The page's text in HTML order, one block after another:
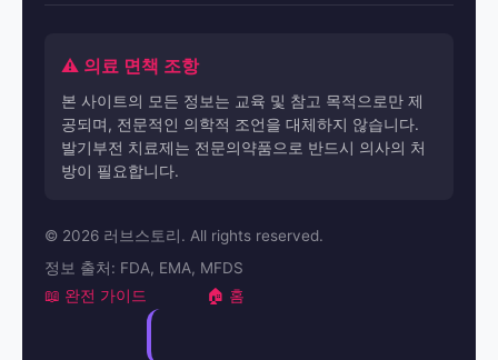
⚠️ 의료 면책 조항
본 사이트의 모든 정보는 교육 및 참고 목적으로만 제
공되며, 전문적인 의학적 조언을 대체하지 않습니다.
발기부전 치료제는 전문의약품으로 반드시 의사의 처
방이 필요합니다.
© 2026 러브스토리. All rights reserved.
정보 출처: FDA, EMA, MFDS
📖 완전 가이드 🏠 홈